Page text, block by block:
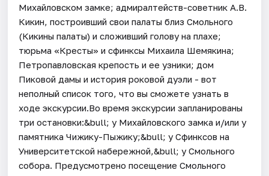
Михайловском замке; адмиралтейств-советник А.В.
Кикин, построивший свои палаты близ Смольного
(Кикины палаты) и сложивший голову на плахе;
тюрьма «Кресты» и сфинксы Михаила Шемякина;
Петропавловская крепость и ее узники; дом
Пиковой дамы и история роковой дуэли - вот
неполный список того, что вы сможете узнать в
ходе экскурсии.Во время экскурсии запланированы
три остановки:&bull; у Михайловского замка и/или у
памятника Чижику-Пыжику;&bull; у Сфинксов на
Университетской набережной,&bull; у Смольного
собора. Предусмотрено посещение Смольного